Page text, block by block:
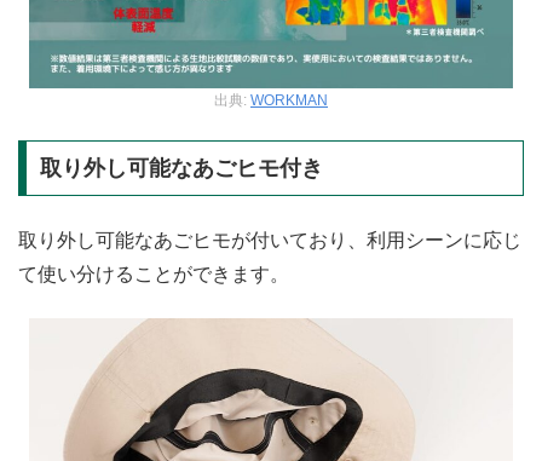
出典: WORKMAN
取り外し可能なあごヒモ付き
取り外し可能なあごヒモが付いており、利用シーンに応じ
て使い分けることができます。